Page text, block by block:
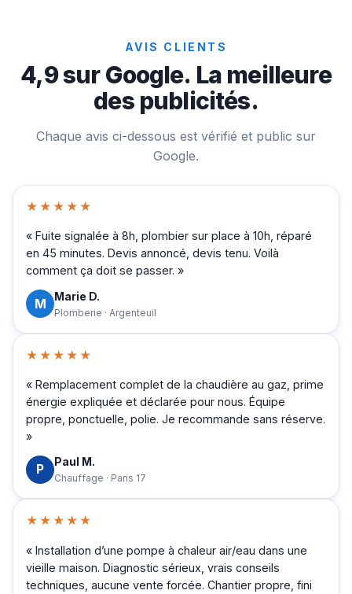
AVIS CLIENTS
4,9 sur Google. La meilleure
des publicités.
Chaque avis ci-dessous est vérifié et public sur
Google.
★★★★★
« Fuite signalée à 8h, plombier sur place à 10h, réparé
en 45 minutes. Devis annoncé, devis tenu. Voilà
comment ça doit se passer. »
M Marie D.
Plomberie · Argenteuil
★★★★★
« Remplacement complet de la chaudière au gaz, prime
énergie expliquée et déclarée pour nous. Équipe
propre, ponctuelle, polie. Je recommande sans réserve.
»
P Paul M.
Chauffage · Paris 17
★★★★★
« Installation d’une pompe à chaleur air/eau dans une
vieille maison. Diagnostic sérieux, vrais conseils
techniques, aucune vente forcée. Chantier propre, fini